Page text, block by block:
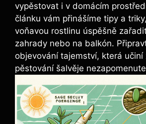
vypěstovat i v domácím
článku vám přinášíme tipy a
voňavou rostlinu úspěšně
zahrady nebo na balkón.
objevování tajemství, která učiní
pěstování šalvěje